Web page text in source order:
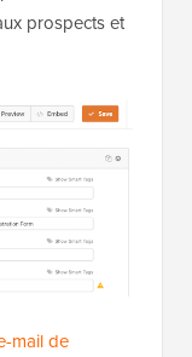
prospects et
mail de